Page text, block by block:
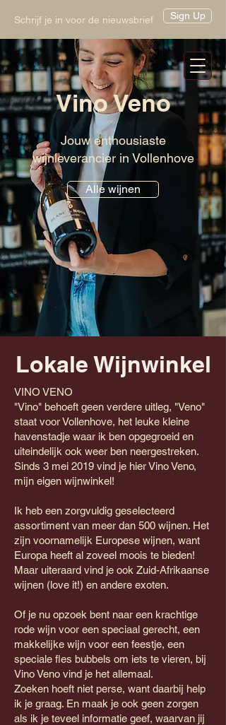
Schrijf je in voor de nieuwsbrief Sign Up
Vino Veno
Jouw enthousiaste
wijnleverancier in Vollenhove
Alle wijnen
Lokale Wijnwinkel
VINO VENO
"Vino" behoeft geen verdere uitleg, "Veno"
staat voor Vollenhove, het leuke kleine
havenstadje waar ik ben opgegroeid en
uiteindelijk ook weer ben neergestreken.
Sinds 3 mei 2019 vind je hier Vino Veno,
mijn eigen wijnwinkel!
Ik heb een zorgvuldig geselecteerd
assortiment van meer dan 500 wijnen. Het
zijn voornamelijk Europese wijnen, want
Europa heeft al zoveel moois te bieden!
Maar uiteraard vind je ook Zuid-Afrikaanse
wijnen (love it!) en andere exoten.
Of je nu opzoek bent naar een krachtige
rode wijn voor een speciaal gerecht, een
makkelijke wijn voor een feestje, een
speciale fles bubbels om iets te vieren, bij
Vino Veno vind je het allemaal.
Zoeken hoeft niet perse, want daarbij help
ik je graag. En maak je ook geen zorgen
als ik je teveel informatie geef, waarvan jij